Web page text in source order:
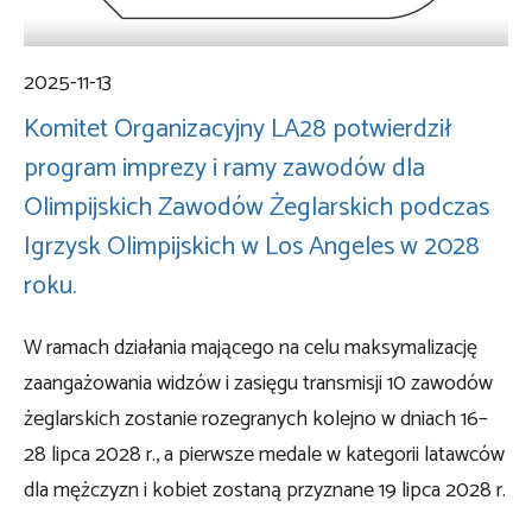
2025-11-13
Komitet Organizacyjny LA28 potwierdził
program imprezy i ramy zawodów dla
Olimpijskich Zawodów Żeglarskich podczas
Igrzysk Olimpijskich w Los Angeles w 2028
roku.
W ramach działania mającego na celu maksymalizację
zaangażowania widzów i zasięgu transmisji 10 zawodów
żeglarskich zostanie rozegranych kolejno w dniach 16–
28 lipca 2028 r., a pierwsze medale w kategorii latawców
dla mężczyzn i kobiet zostaną przyznane 19 lipca 2028 r.